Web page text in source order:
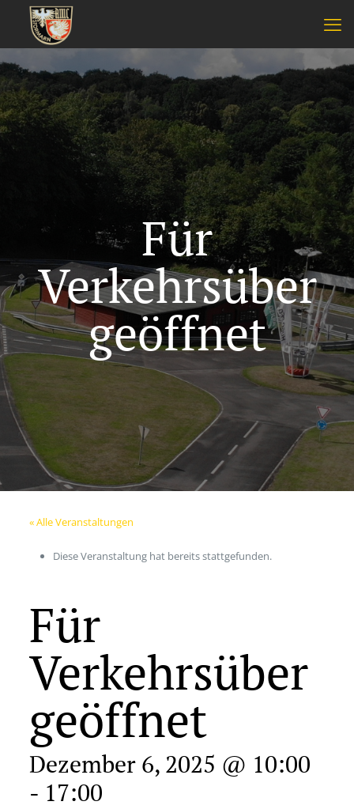
Für
Verkehrsüber
geöffnet
« Alle Veranstaltungen
Diese Veranstaltung hat bereits stattgefunden.
Für
Verkehrsüber
geöffnet
Dezember 6, 2025 @ 10:00
- 17:00